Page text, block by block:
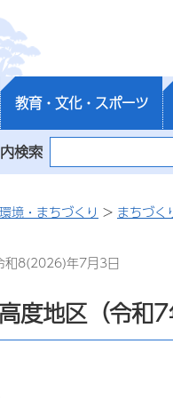
教育・文化・スポーツ
検索
環境・まちづくり > まちづく
和8(2026)年7月3日
度地区（令和